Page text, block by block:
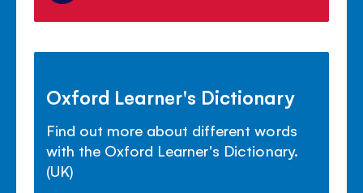
Oxford Learner's Dictionary
Find out more about different words
with the Oxford Learner's Dictionary.
(UK)